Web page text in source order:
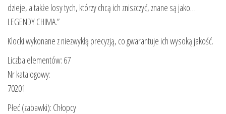
dzieje, a także losy tych, którzy chcą ich zniszczyć, znane są jako…
LEGENDY CHIMA.”
Klocki wykonane z niezwykłą precyzją, co gwarantuje ich wysoką jakość.
Liczba elementów: 67
Nr katalogowy:
70201
Płeć (zabawki): Chłopcy